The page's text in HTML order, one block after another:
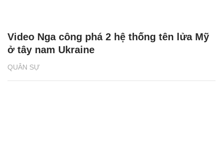
QUÂN SỰ
Video Nga công phá 2 hệ thống tên lửa Mỹ
ở tây nam Ukraine